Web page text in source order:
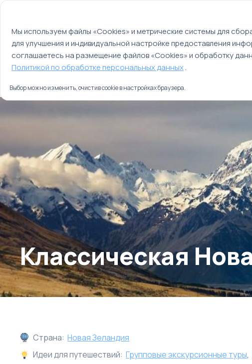
Страны Россия
Главная
Классическая Новая Зеландия
Классическая
Страна: Новая Зеландия
Идеи для путешествий: Групповые экскурсионные туры,
Мы используем файлы «Cookies» и метрические системы для
для улучшения и индивидуальной настройке предоставления
соглашаетесь на размещение файлов «Cookies» и обработку
Политикой по обработке персональных данных.
Выбор можно изменить, очистив cookie в настройках браузера.